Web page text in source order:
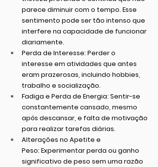
parece diminuir com o tempo. Esse
sentimento pode ser tão intenso que
interfere na capacidade de funcionar
diariamente.
Perda de Interesse: Perder o
interesse em atividades que antes
eram prazerosas, incluindo hobbies,
trabalho e socialização.
Fadiga e Perda de Energia: Sentir-se
constantemente cansado, mesmo
após descansar, e falta de motivação
para realizar tarefas diárias.
Alterações no Apetite e
Peso: Experimentar perda ou ganho
significativo de peso sem uma razão